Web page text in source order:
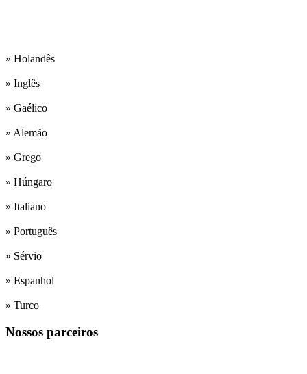
» Holandês
» Inglês
» Gaélico
» Alemão
» Grego
» Húngaro
» Italiano
» Português
» Sérvio
» Espanhol
» Turco
Nossos parceiros